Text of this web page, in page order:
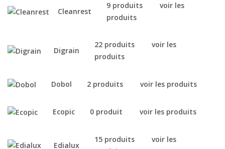
Cleanrest
9 produits
voir les
produits
Digrain
22 produits
voir les
produits
Dobol 2 produits voir les produits
Ecopic 0 produit voir les produits
Edialux
15 produits
voir les